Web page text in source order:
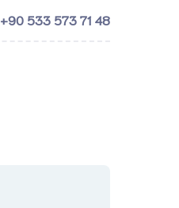
+90 533 573 71 48